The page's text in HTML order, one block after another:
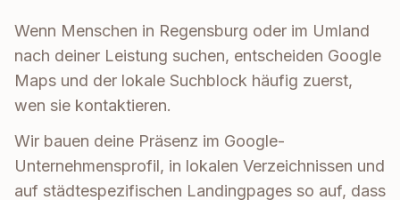
Wenn Menschen in Regensburg oder im Umland
nach deiner Leistung suchen, entscheiden Google
Maps und der lokale Suchblock häufig zuerst,
wen sie kontaktieren.
Wir bauen deine Präsenz im Google-
Unternehmensprofil, in lokalen Verzeichnissen und
auf städtespezifischen Landingpages so auf, dass